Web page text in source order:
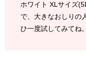
ホワイト XLサイズ
で、大きなおしりの
ひ一度試してみてね